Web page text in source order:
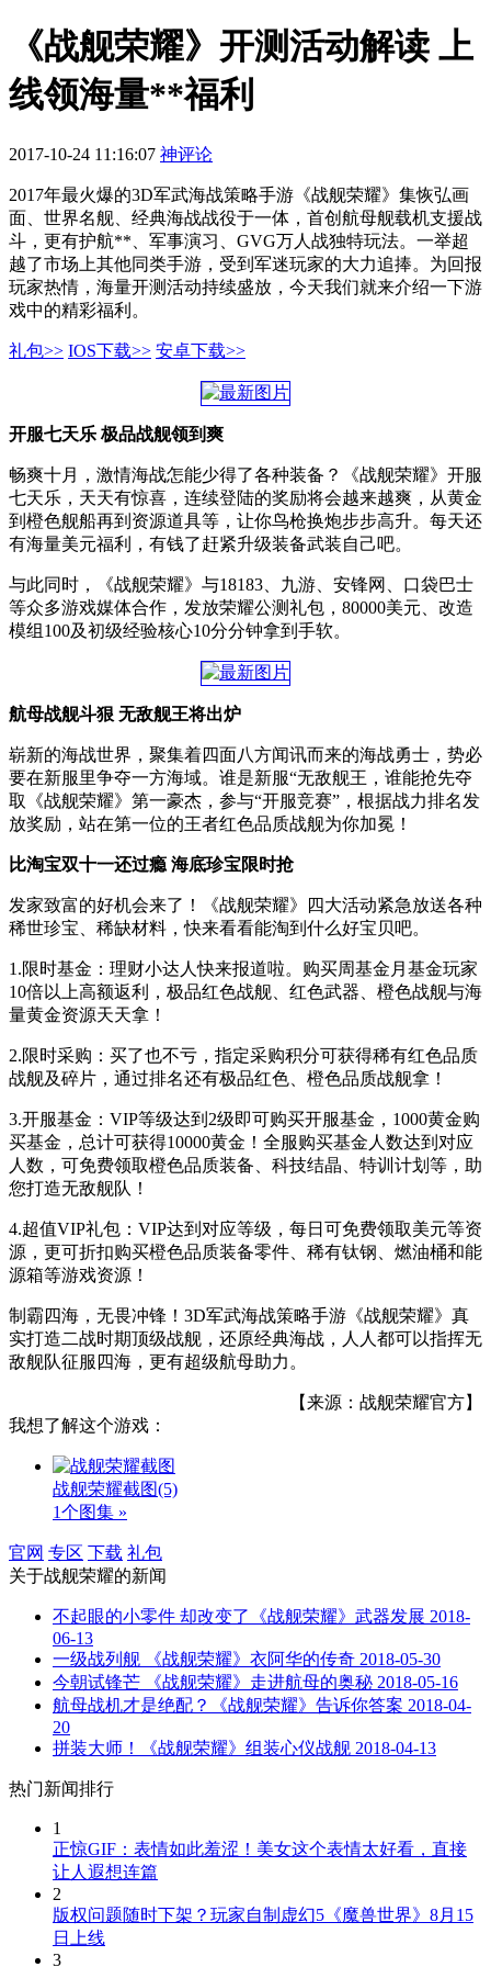
《战舰荣耀》开测活动解读 上
线领海量**福利
2017-10-24 11:16:07 神评论
2017年最火爆的3D军武海战策略手游《战舰荣耀》集恢弘画
面、世界名舰、经典海战战役于一体，首创航母舰载机支援战
斗，更有护航**、军事演习、GVG万人战独特玩法。一举超
越了市场上其他同类手游，受到军迷玩家的大力追捧。为回报
玩家热情，海量开测活动持续盛放，今天我们就来介绍一下游
戏中的精彩福利。
礼包>> IOS下载>> 安卓下载>>
开服七天乐 极品战舰领到爽
畅爽十月，激情海战怎能少得了各种装备？《战舰荣耀》开服
七天乐，天天有惊喜，连续登陆的奖励将会越来越爽，从黄金
到橙色舰船再到资源道具等，让你鸟枪换炮步步高升。每天还
有海量美元福利，有钱了赶紧升级装备武装自己吧。
与此同时，《战舰荣耀》与18183、九游、安锋网、口袋巴士
等众多游戏媒体合作，发放荣耀公测礼包，80000美元、改造
模组100及初级经验核心10分分钟拿到手软。
航母战舰斗狠 无敌舰王将出炉
崭新的海战世界，聚集着四面八方闻讯而来的海战勇士，势必
要在新服里争夺一方海域。谁是新服“无敌舰王，谁能抢先夺
取《战舰荣耀》第一豪杰，参与“开服竞赛”，根据战力排名发
放奖励，站在第一位的王者红色品质战舰为你加冕！
比淘宝双十一还过瘾 海底珍宝限时抢
发家致富的好机会来了！《战舰荣耀》四大活动紧急放送各种
稀世珍宝、稀缺材料，快来看看能淘到什么好宝贝吧。
1.限时基金：理财小达人快来报道啦。购买周基金月基金玩家
10倍以上高额返利，极品红色战舰、红色武器、橙色战舰与海
量黄金资源天天拿！
2.限时采购：买了也不亏，指定采购积分可获得稀有红色品质
战舰及碎片，通过排名还有极品红色、橙色品质战舰拿！
3.开服基金：VIP等级达到2级即可购买开服基金，1000黄金购
买基金，总计可获得10000黄金！全服购买基金人数达到对应
人数，可免费领取橙色品质装备、科技结晶、特训计划等，助
您打造无敌舰队！
4.超值VIP礼包：VIP达到对应等级，每日可免费领取美元等资
源，更可折扣购买橙色品质装备零件、稀有钛钢、燃油桶和能
源箱等游戏资源！
制霸四海，无畏冲锋！3D军武海战策略手游《战舰荣耀》真
实打造二战时期顶级战舰，还原经典海战，人人都可以指挥无
敌舰队征服四海，更有超级航母助力。
【来源：战舰荣耀官方】
我想了解这个游戏：
战舰荣耀截图(5)
1个图集 »
官网 专区 下载 礼包
关于战舰荣耀的新闻
不起眼的小零件 却改变了《战舰荣耀》武器发展 2018-
06-13
一级战列舰 《战舰荣耀》衣阿华的传奇 2018-05-30
今朝试锋芒 《战舰荣耀》走进航母的奥秘 2018-05-16
航母战机才是绝配？《战舰荣耀》告诉你答案 2018-04-
20
拼装大师！《战舰荣耀》组装心仪战舰 2018-04-13
热门新闻排行
1
正惊GIF：表情如此羞涩！美女这个表情太好看，直接
让人遐想连篇
2
版权问题随时下架？玩家自制虚幻5《魔兽世界》8月15
日上线
3